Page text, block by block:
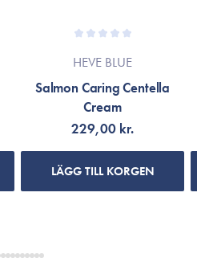
HEVE BLUE
Salmon Caring Centella
Cream
229,00 kr.
LÄGG TILL KORGEN